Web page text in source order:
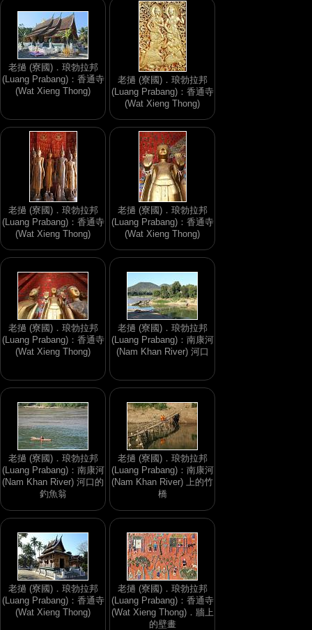
老撾 (寮國)．琅勃拉邦
(Luang Prabang)：香通寺
(Wat Xieng Thong)
老撾 (寮國)．琅勃拉邦
(Luang Prabang)：香通寺
(Wat Xieng Thong)
老撾 (寮國)．琅勃拉邦
(Luang Prabang)：香通寺
(Wat Xieng Thong)
老撾 (寮國)．琅勃拉邦
(Luang Prabang)：香通寺
(Wat Xieng Thong)
老撾 (寮國)．琅勃拉邦
(Luang Prabang)：香通寺
(Wat Xieng Thong)
老撾 (寮國)．琅勃拉邦
(Luang Prabang)：南康河
(Nam Khan River) 河口
老撾 (寮國)．琅勃拉邦
(Luang Prabang)：南康河
(Nam Khan River) 河口的
釣魚翁
老撾 (寮國)．琅勃拉邦
(Luang Prabang)：南康河
(Nam Khan River) 上的竹
橋
老撾 (寮國)．琅勃拉邦
(Luang Prabang)：香通寺
(Wat Xieng Thong)
老撾 (寮國)．琅勃拉邦
(Luang Prabang)：香通寺
(Wat Xieng Thong)．牆上
的壁畫